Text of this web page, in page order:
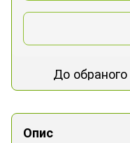
До обраного
Опис